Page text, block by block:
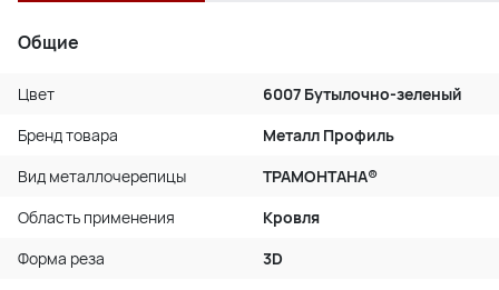
Общие
Цвет
6007 Бутылочно-зеленый
Бренд товара
Металл Профиль
Вид металлочерепицы
ТРАМОНТАНА®
Область применения
Кровля
Форма реза
3D